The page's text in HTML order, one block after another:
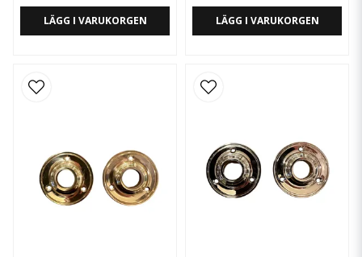
LÄGG I VARUKORGEN LÄGG I VARUKORGEN